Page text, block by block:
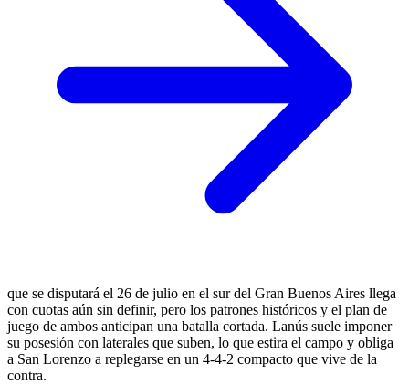
que se disputará el 26 de julio en el sur del Gran Buenos Aires llega
con cuotas aún sin definir, pero los patrones históricos y el plan de
juego de ambos anticipan una batalla cortada. Lanús suele imponer
su posesión con laterales que suben, lo que estira el campo y obliga
a San Lorenzo a replegarse en un 4-4-2 compacto que vive de la
contra.